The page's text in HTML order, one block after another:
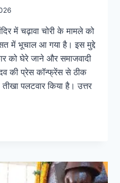
में चढ़ावा चोरी के मामले को
में भूचाल आ गया है। इस मुद्दे
को घेरे जाने और समाजवादी
की प्रेस कॉन्फ्रेंस से ठीक
पलटवार किया है। उत्तर